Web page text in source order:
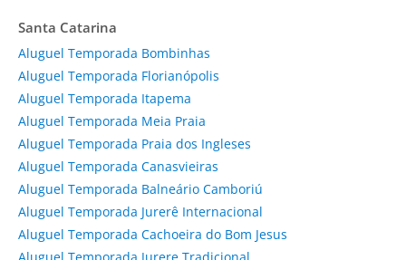
Santa Catarina
Aluguel Temporada Bombinhas
Aluguel Temporada Florianópolis
Aluguel Temporada Itapema
Aluguel Temporada Meia Praia
Aluguel Temporada Praia dos Ingleses
Aluguel Temporada Canasvieiras
Aluguel Temporada Balneário Camboriú
Aluguel Temporada Jurerê Internacional
Aluguel Temporada Cachoeira do Bom Jesus
Aluguel Temporada Jurere Tradicional